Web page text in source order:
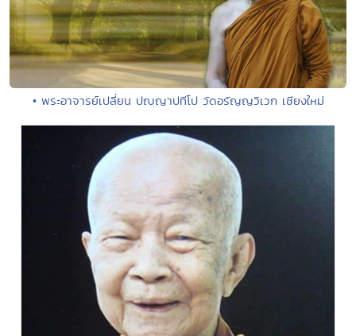
• พระอาจารย์เปลี่ยน ปญฺญาปทีโป วัดอรัญญวิเวก เชียงใหม่